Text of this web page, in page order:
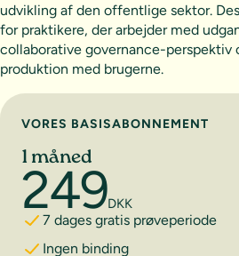
udvikling af den offentlige sektor.
for praktikere, der arbejder med
collaborative governance-perspektiv
produktion med brugerne.
Vælg abonnement
VORES BASISABONNEMENT
1 måned
249DKK
7 dages gratis prøveperiode
Ingen binding